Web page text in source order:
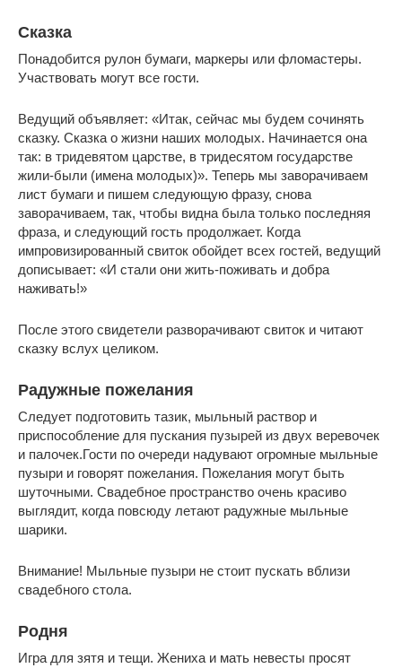
Сказка
Понадобится рулон бумаги, маркеры или фломастеры.
Участвовать могут все гости.
Ведущий объявляет: «Итак, сейчас мы будем сочинять
сказку. Сказка о жизни наших молодых. Начинается она
так: в тридевятом царстве, в тридесятом государстве
жили-были (имена молодых)». Теперь мы заворачиваем
лист бумаги и пишем следующую фразу, снова
заворачиваем, так, чтобы видна была только последняя
фраза, и следующий гость продолжает. Когда
импровизированный свиток обойдет всех гостей, ведущий
дописывает: «И стали они жить-поживать и добра
наживать!»
После этого свидетели разворачивают свиток и читают
сказку вслух целиком.
Радужные пожелания
Следует подготовить тазик, мыльный раствор и
приспособление для пускания пузырей из двух веревочек
и палочек.Гости по очереди надувают огромные мыльные
пузыри и говорят пожелания. Пожелания могут быть
шуточными. Свадебное пространство очень красиво
выглядит, когда повсюду летают радужные мыльные
шарики.
Внимание! Мыльные пузыри не стоит пускать вблизи
свадебного стола.
Родня
Игра для зятя и тещи. Жениха и мать невесты просят